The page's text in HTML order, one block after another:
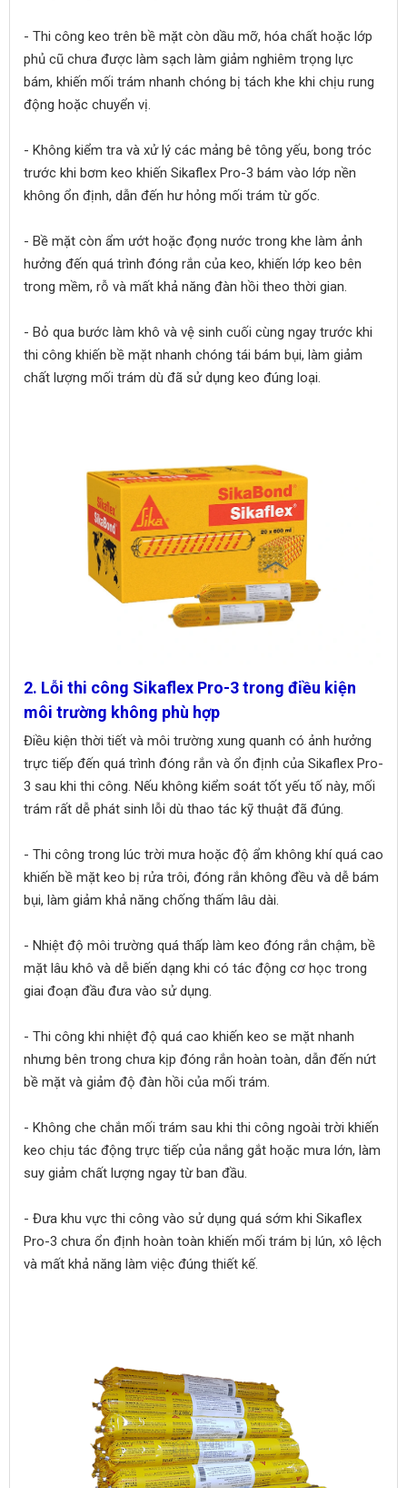
- Thi công keo trên bề mặt còn dầu mỡ, hóa chất hoặc lớp
phủ cũ chưa được làm sạch làm giảm nghiêm trọng lực
bám, khiến mối trám nhanh chóng bị tách khe khi chịu rung
động hoặc chuyển vị.
- Không kiểm tra và xử lý các mảng bê tông yếu, bong tróc
trước khi bơm keo khiến Sikaflex Pro-3 bám vào lớp nền
không ổn định, dẫn đến hư hỏng mối trám từ gốc.
- Bề mặt còn ẩm ướt hoặc đọng nước trong khe làm ảnh
hưởng đến quá trình đóng rắn của keo, khiến lớp keo bên
trong mềm, rỗ và mất khả năng đàn hồi theo thời gian.
- Bỏ qua bước làm khô và vệ sinh cuối cùng ngay trước khi
thi công khiến bề mặt nhanh chóng tái bám bụi, làm giảm
chất lượng mối trám dù đã sử dụng keo đúng loại.
2. Lỗi thi công Sikaflex Pro-3 trong điều kiện
môi trường không phù hợp
Điều kiện thời tiết và môi trường xung quanh có ảnh hưởng
trực tiếp đến quá trình đóng rắn và ổn định của Sikaflex Pro-
3 sau khi thi công. Nếu không kiểm soát tốt yếu tố này, mối
trám rất dễ phát sinh lỗi dù thao tác kỹ thuật đã đúng.
- Thi công trong lúc trời mưa hoặc độ ẩm không khí quá cao
khiến bề mặt keo bị rửa trôi, đóng rắn không đều và dễ bám
bụi, làm giảm khả năng chống thấm lâu dài.
- Nhiệt độ môi trường quá thấp làm keo đóng rắn chậm, bề
mặt lâu khô và dễ biến dạng khi có tác động cơ học trong
giai đoạn đầu đưa vào sử dụng.
- Thi công khi nhiệt độ quá cao khiến keo se mặt nhanh
nhưng bên trong chưa kịp đóng rắn hoàn toàn, dẫn đến nứt
bề mặt và giảm độ đàn hồi của mối trám.
- Không che chắn mối trám sau khi thi công ngoài trời khiến
keo chịu tác động trực tiếp của nắng gắt hoặc mưa lớn, làm
suy giảm chất lượng ngay từ ban đầu.
- Đưa khu vực thi công vào sử dụng quá sớm khi Sikaflex
Pro-3 chưa ổn định hoàn toàn khiến mối trám bị lún, xô lệch
và mất khả năng làm việc đúng thiết kế.